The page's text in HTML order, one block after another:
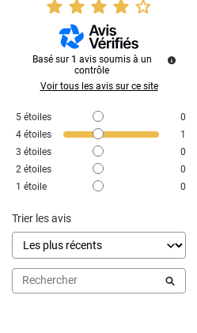
Basé sur 1 avis soumis à un
contrôle
Voir tous les avis sur ce site
5 étoiles
0
4 étoiles
1
3 étoiles
0
2 étoiles
0
1 étoile 0
Trier les avis